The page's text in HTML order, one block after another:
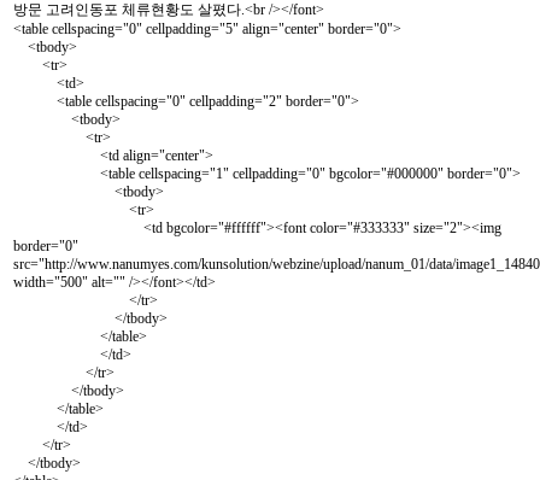
방문 고려인동포 체류현황도 살폈다.<br /></font>
<table cellspacing="0" cellpadding="5" align="center" border="0">
<tbody>
<tr>
<td>
<table cellspacing="0" cellpadding="2" border="0">
<tbody>
<tr>
<td align="center">
<table cellspacing="1" cellpadding="0" bgcolor="#000000" border="0">
<tbody>
<tr>
<td bgcolor="#ffffff"><font color="#333333" size="2"><img
border="0"
src="http://www.nanumyes.com/kunsolution/webzine/upload/nanum_01/data/
width="500" alt="" /></font></td>
</tr>
</tbody>
</table>
</td>
</tr>
</tbody>
</table>
</td>
</tr>
</tbody>